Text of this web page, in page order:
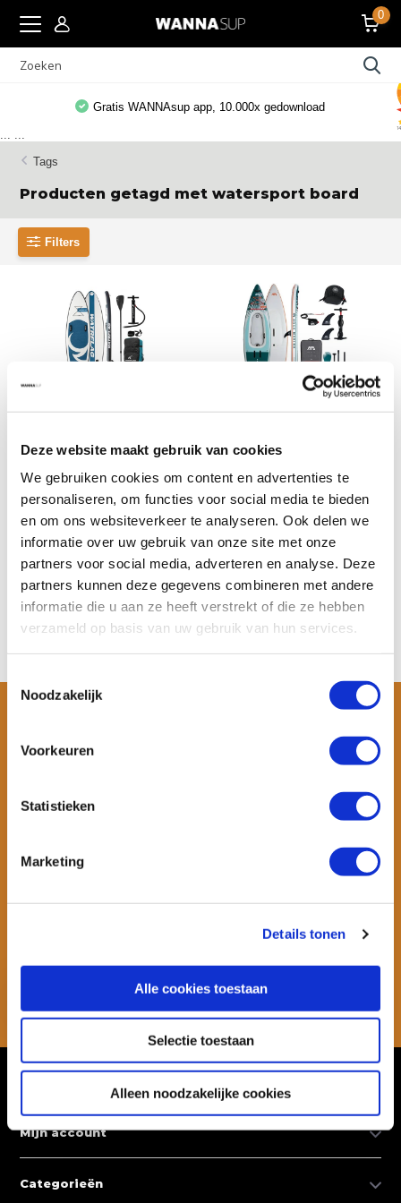
Deze website maakt gebruik van cookies
We gebruiken cookies om content en advertenties te
personaliseren, om functies voor social media te bieden
en om ons websiteverkeer te analyseren. Ook delen we
informatie over uw gebruik van onze site met onze
partners voor social media, adverteren en analyse. Deze
partners kunnen deze gegevens combineren met andere
informatie die u aan ze heeft verstrekt of die ze hebben
verzameld op basis van uw gebruik van hun services.
Noodzakelijk
Voorkeuren
Statistieken
Marketing
Details tonen
Alle cookies toestaan
Selectie toestaan
Alleen noodzakelijke cookies
0
Gratis WANNAsup app, 10.000x gedownload
Tags
Producten getagd met watersport board
Filters
De Wave Rider 8’3 is een
Op voorraad
Bekijken
een opblaasbare...
Op voorraad
Meer informatie
€ 499,-
Bekijken
nieuwsbrief met allerlei suptips en persoonlijk advies. Schrijf je dan
* Lees hier de wettelijke beperkingen
Mijn account
Categorieën
... ...